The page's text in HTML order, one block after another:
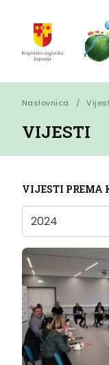
Naslovnica
VIJESTI
VIJESTI PREMA